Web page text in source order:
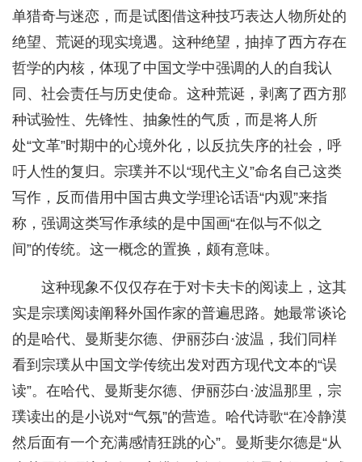
单猎奇与迷恋，而是试图借这种技巧表达人物所处的
绝望、荒诞的现实境遇。这种绝望，抽掉了西方存在
哲学的内核，体现了中国文学中强调的人的自我认
同、社会责任与历史使命。这种荒诞，剥离了西方那
种试验性、先锋性、抽象性的气质，而是将人所
处“文革”时期中的心境外化，以反抗失序的社会，呼
吁人性的复归。宗璞并不以“现代主义”命名自己这类
写作，反而借用中国古典文学理论话语“内观”来指
称，强调这类写作承续的是中国画“在似与不似之
间”的传统。这一概念的置换，颇有意味。
这种现象不仅仅存在于对卡夫卡的阅读上，这其
实是宗璞阅读阐释外国作家的普遍思路。她最常谈论
的是哈代、曼斯斐尔德、伊丽莎白·波温，我们同样
看到宗璞从中国文学传统出发对西方现代文本的“误
读”。在哈代、曼斯斐尔德、伊丽莎白·波温那里，宗
璞读出的是小说对“气氛”的营造。哈代诗歌“在冷静漠
然后面有一个充满感情狂跳的心”。曼斯斐尔德是“从